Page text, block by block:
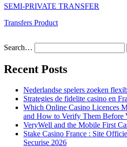
SEMI-PRIVATE TRANSFER
Transfers Product
Search…
Recent Posts
Nederlandse spelers zoeken
Strategies de fidelite casino en
Which Online Casino Licences
and How to Verify Them Before
VeryWell and the Mobile First
Stake Casino France : Site
Securise 2026